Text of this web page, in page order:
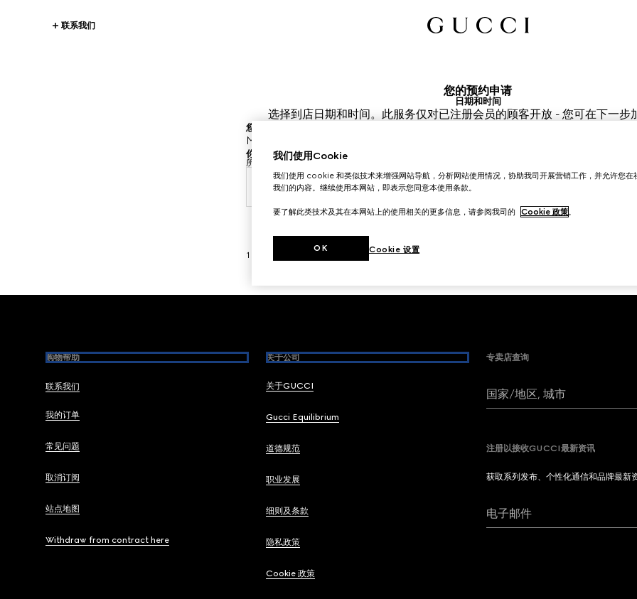
联系我们
您的预约申请
日期和时间
选择到店日期和时间。此服务仅对已注册会员的顾客开放 - 您可在下一步
您想要访问哪家门店？
MYKONOS DOWN TOWN
你希望预约什么时段？
所示日期和时间以门店所在时区 (EEST) 为准，最终需经您的客户顾问确认。
2026年8月7日
1
Footer
购物帮助
联系我们
我的订单
常见问题
取消订阅
站点地图
Withdraw from contract here
关于公司
关于GUCCI
Gucci Equilibrium
道德规范
职业发展
细则及条款
隐私政策
Cookie 政策
专卖店查询
国家/地区, 城市
注册以接收GUCCI最新资讯
获取系列发布、个性化通信和品牌最新
电子邮件
我们使用Cookie
我们使用 cookie 和类似技术来增强网站导航，分析网站使用情况，协助我司开展营销工作，并允许您在
我们的内容。继续使用本网站，即表示您同意本使用条款。
要了解此类技术及其在本网站上的使用相关的更多信息，请参阅我司的 Cookie 政策。
Cookie 设置
OK